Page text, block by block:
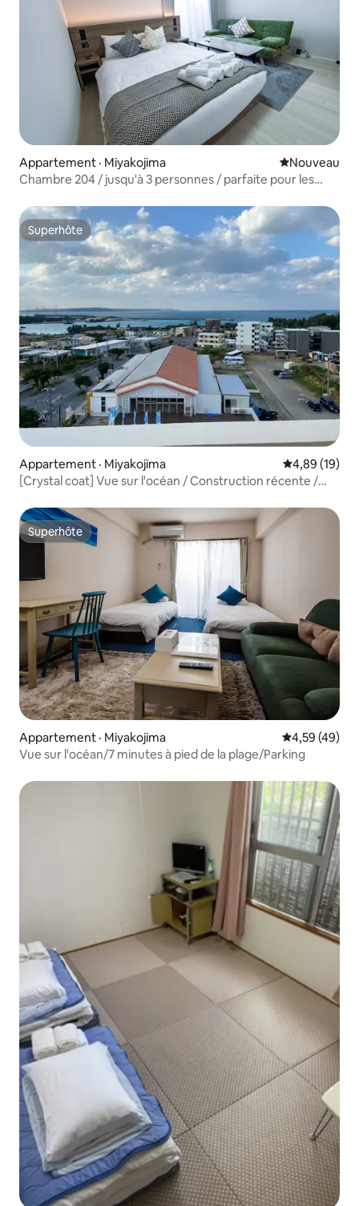
Appartement · Miyakojima Nouvel
Nouveau
Chambre 204 / jusqu'à 3 personnes / parfaite pour les
[Trust Court Miyakojima]
Superhôte
Superhôte
Appartement · Miyakojima Note
4,89 (19)
[Crystal coat] Vue sur l'océan / Construction récente /
séchoir / # 5
Superhôte
Superhôte
Appartement · Miyakojima Note
4,59 (49)
Vue sur l'océan/7 minutes à pied de la plage/Parking